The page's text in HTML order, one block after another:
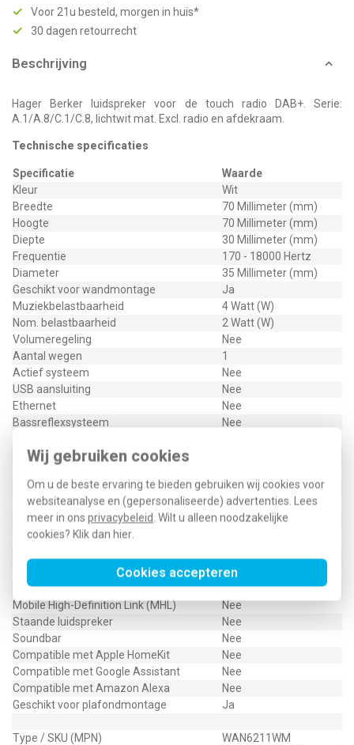
Wij gebruiken cookies
Om u de beste ervaring te bieden gebruiken wij cookies voor
websiteanalyse en (gepersonaliseerde) advertenties. Lees
meer in ons privacybeleid. Wilt u alleen noodzakelijke
cookies? Klik dan hier.
Cookies accepteren
Voor 21u besteld, morgen in huis*
30 dagen retourrecht
Beschrijving
Hager Berker luidspreker voor de touch radio DAB+. Serie:
A.1/A.8/C.1/C.8, lichtwit mat. Excl. radio en afdekraam.
Technische specificaties
Specificatie
Waarde
Kleur
Wit
Breedte
70 Millimeter (mm)
Hoogte
70 Millimeter (mm)
Diepte
30 Millimeter (mm)
Frequentie
170 - 18000 Hertz
Diameter
35 Millimeter (mm)
Geschikt voor wandmontage
Ja
Muziekbelastbaarheid
4 Watt (W)
Nom. belastbaarheid
2 Watt (W)
Volumeregeling
Nee
Aantal wegen
1
Actief systeem
Nee
USB aansluiting
Nee
Ethernet
Nee
Bassreflexsysteem
Nee
Geschikt voor inbouwmontage
Transmissietechniek
4 Ohm
Wi-Fi
Nee
Geluidsprojector
Nee
Hoornluidspreker
Met IFTTT ondersteuning
Nee
Impedantie
4 Ohm
Mobile High-Definition Link (MHL)
Nee
Staande luidspreker
Nee
Soundbar
Nee
Compatible met Apple HomeKit
Nee
Compatible met Google Assistant
Nee
Compatible met Amazon Alexa
Nee
Geschikt voor plafondmontage
Ja
Type / SKU (MPN)
WAN6211WM